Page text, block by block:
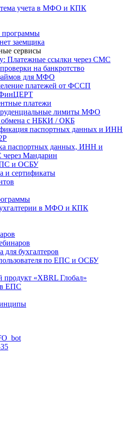
учета в МФО и КПК
программы
заемщика
сервисы
Платежные ссылки через СМС
на банкротство
для МФО
платежей от ФССП
платежи
лимиты МФО
обмена с НБКИ / ОКБ
паспортных данных и ИНН
паспортных данных, ИНН и
Мандарин
и ОСБУ
и сертификаты
в МФО и КПК
бухгалтеров
по ЕПС и ОСБУ
«XBRL Глобал»
ЕПС